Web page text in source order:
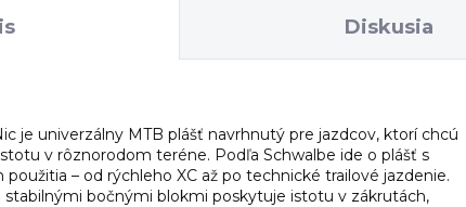
Diskusia
je univerzálny MTB plášť navrhnutý pre jazdcov, ktorí chcú
v rôznorodom teréne. Podľa Schwalbe ide o plášť s
použitia – od rýchleho XC až po technické trailové jazdenie.
stabilnými bočnými blokmi poskytuje istotu v zákrutách,